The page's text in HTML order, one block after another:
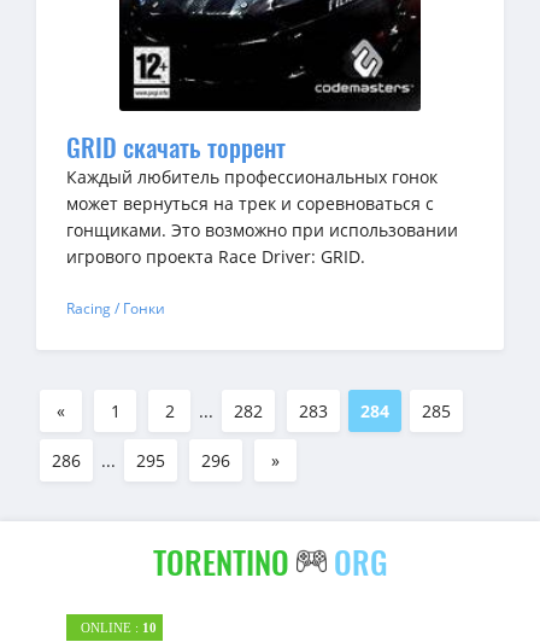
GRID скачать торрент
Каждый любитель профессиональных гонок
может вернуться на трек и соревноваться с
гонщиками. Это возможно при использовании
игрового проекта Race Driver: GRID.
Racing / Гонки
« 1 2 ... 282 283 284 285
286 ... 295 296 »
TORENTINO ORG
ONLINE : 10